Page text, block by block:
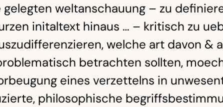
gelegten weltanschauung – zu
initaltext hinaus … – kritisch zu
welche art davon &
betrachten sollten,
eines verzettelns in
philosophische